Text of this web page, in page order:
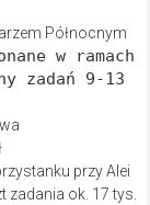
Północnym
w ramach
zadań 9-13
przy Alei
zadania ok. 17 tys.